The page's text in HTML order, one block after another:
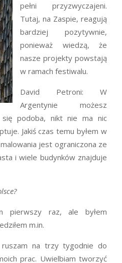
pełni przyzwyczajeni.
Tutaj, na Zaspie, reagują
bardziej pozytywnie,
ponieważ wiedzą, że
nasze projekty powstają
w ramach festiwalu.
David Petroni: W
Argentynie możesz
podoba, nikt nie ma nic
Jakiś czas temu byłem w
jest ograniczona ze
i wiele budynków znajduje
pierwszy raz, ale byłem
m.in.
na trzy tygodnie do
prac. Uwielbiam tworzyć